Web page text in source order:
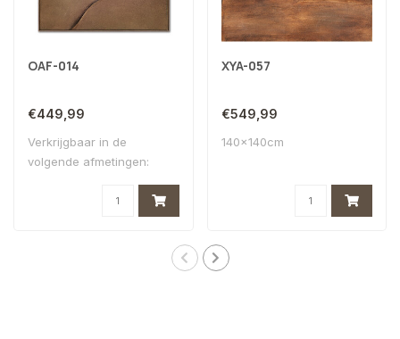
OAF-014
€449,99
Verkrijgbaar in de
volgende afmetingen:
XYA-057
€549,99
140x140cm